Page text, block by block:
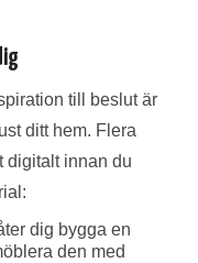
till beslut är
ditt hem. Flera
digitalt innan du
dig bygga en
den med